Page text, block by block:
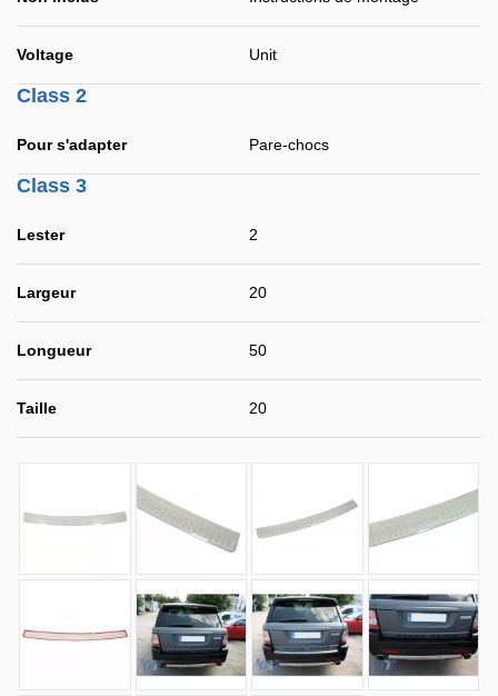
Voltage Unit
Class 2
Pour s'adapter Pare-chocs
Class 3
Lester 2
Largeur 20
Longueur 50
Taille 20